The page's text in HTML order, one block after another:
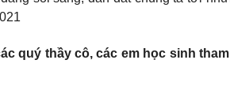
quý thầy cô, các em học sinh